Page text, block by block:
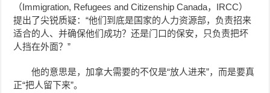
（Immigration, Refugees and Citizenship Canada，IRCC）
提出了尖锐质疑：“他们到底是国家的人力资源部，负责招来
适合的人、并确保他们成功？还是门口的保安，只负责把坏
人挡在外面？”
他的意思是，加拿大需要的不仅是“放人进来”，而是要真
正“把人留下来”。